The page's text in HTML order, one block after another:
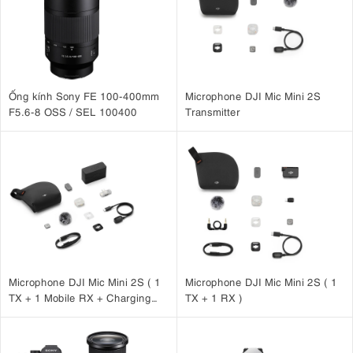
kính hoặc đặt trên chân đế mini để tạo nguồn sáng từ nhiều hướng.
Nhờ đó, Godox MF12 - K2 đặc biệt phù hợp khi chụp các chủ thể
nhỏ như côn trùng, hoa lá, trang sức, sản phẩm mini hay các chi tiết
cần độ chính xác cao.
Ống kính Sony FE 100-400mm
F5.6-8 OSS / SEL 100400
Microphone DJI Mic Mini 2S
Transmitter
Microphone DJI Mic Mini 2S ( 1
TX + 1 Mobile RX + Charging
Microphone DJI Mic Mini 2S ( 1
TX + 1 RX )